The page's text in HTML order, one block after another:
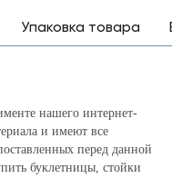
Упаковка товара
нашего интернет-
и имеют все
перед данной
буклетницы, стойки